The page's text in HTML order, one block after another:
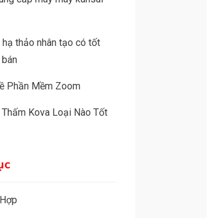
thảo nhân tạo có tốt
Phần Mềm Zoom
Kova Loại Nào Tốt